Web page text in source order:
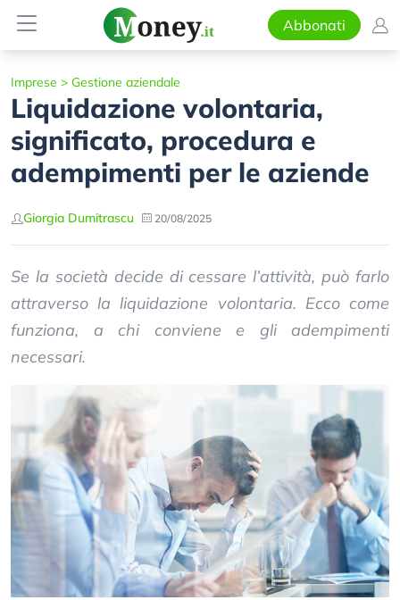
Abbonati
Imprese > Gestione aziendale
Liquidazione volontaria,
significato, procedura e
adempimenti per le aziende
Giorgia Dumitrascu 20/08/2025
Se la società decide di cessare l’attività, può farlo
attraverso la liquidazione volontaria. Ecco come
funziona, a chi conviene e gli adempimenti
necessari.